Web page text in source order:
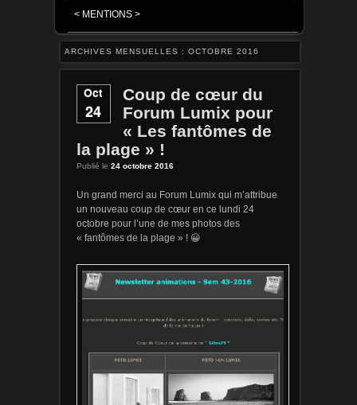
< MENTIONS >
ARCHIVES MENSUELLES : OCTOBRE 2016
Oct
24
Coup de cœur du
Forum Lumix pour
« Les fantômes de
la plage » !
Publié le 24 octobre 2016
Un grand merci au Forum Lumix qui m’attribue
un nouveau coup de cœur en ce lundi 24
octobre pour l’une de mes photos des
« fantômes de la plage » ! 😀